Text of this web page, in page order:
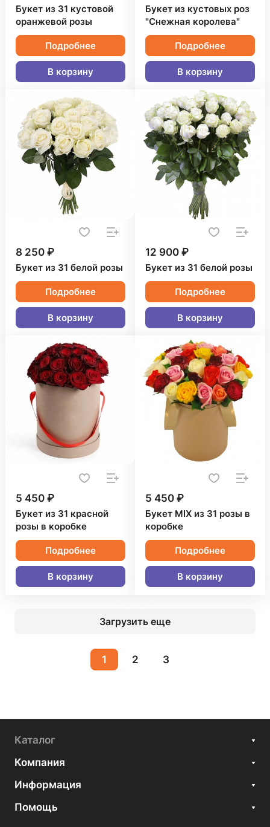
Букет из 31 кустовой
оранжевой розы
Подробнее
В корзину
Букет из кустовых роз
"Снежная королева"
Подробнее
В корзину
8 250 ₽
Букет из 31 белой розы
Подробнее
В корзину
12 900 ₽
Букет из 31 белой розы
Подробнее
В корзину
5 450 ₽
Букет из 31 красной
розы в коробке
Подробнее
В корзину
5 450 ₽
Букет MIX из 31 розы в
коробке
Подробнее
В корзину
Загрузить еще
1 2 3
Каталог
Компания
Информация
Помощь